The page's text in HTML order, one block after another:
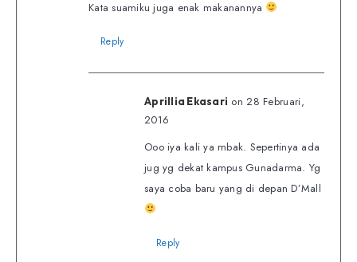
Kata suamiku juga enak makanannya
Reply
Aprillia Ekasari on 28 Februari,
2016
Ooo iya kali ya mbak. Sepertinya ada
jug yg dekat kampus Gunadarma. Yg
saya coba baru yang di depan D’Mall
Reply